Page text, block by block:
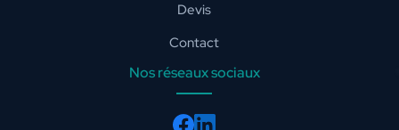
Devis
Contact
Nos réseaux sociaux